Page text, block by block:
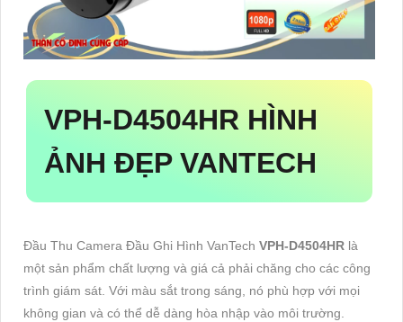
VPH-D4504HR HÌNH
ẢNH ĐẸP VANTECH
Đầu Thu Camera Đầu Ghi Hình VanTech VPH-D4504HR là
một sản phẩm chất lượng và giá cả phải chăng cho các công
trình giám sát. Với màu sắt trong sáng, nó phù hợp với mọi
không gian và có thể dễ dàng hòa nhập vào môi trường.